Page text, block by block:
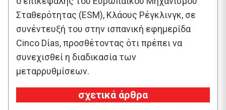
Σταθερότητας (ESM), Κλάους Ρέγκλινγκ, σε
συνέντευξή του στην ισπανική εφημερίδα
Cinco Dίas, προσθέτοντας ότι πρέπει να
συνεχισθεί η διαδικασία των
μεταρρυθμίσεων.
σχετικά άρθρα